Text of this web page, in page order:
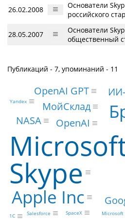
26.02.2008
Основатели
российского
28.05.2007
Основатели
общественный
Публикаций - 7, упоминаний - 11
Skype
Apple Inc
OpenAI
МойСклад
NASA
OpenAI GPT
Yandex
1С Salesforce SpaceX Microsoft